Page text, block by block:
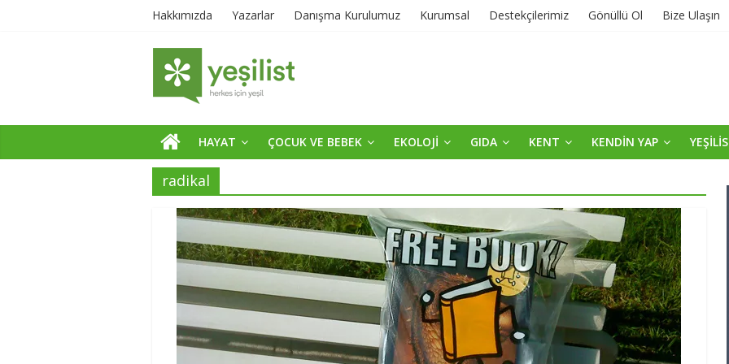
Hakkımızda Yazarlar Danışma Kurulumuz Kurumsal Destekçilerimiz Gönüllü Ol Bize Ulaşın
HAYAT ÇOCUK VE BEBEK EKOLOJİ GIDA KENT KENDİN YAP
radikal